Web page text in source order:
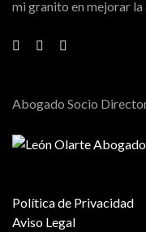
mi granito en mejorar
Abogado Socio
Política de Privacidad
Aviso Legal